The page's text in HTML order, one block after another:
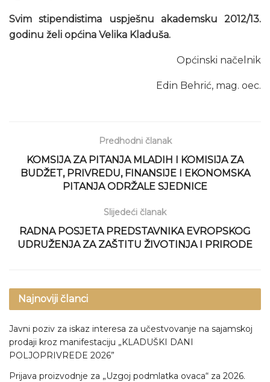
Svim stipendistima uspješnu akademsku 2012/13.
godinu želi općina Velika Kladuša.
Općinski načelnik
Edin Behrić, mag. oec.
Predhodni članak
KOMSIJA ZA PITANJA MLADIH I KOMISIJA ZA
BUDŽET, PRIVREDU, FINANSIJE I EKONOMSKA
PITANJA ODRŽALE SJEDNICE
Slijedeći članak
RADNA POSJETA PREDSTAVNIKA EVROPSKOG
UDRUŽENJA ZA ZAŠTITU ŽIVOTINJA I PRIRODE
Najnoviji članci
Javni poziv za iskaz interesa za učestvovanje na sajamskoj
prodaji kroz manifestaciju „KLADUŠKI DANI
POLJOPRIVREDE 2026”
Prijava proizvodnje za „Uzgoj podmlatka ovaca“ za 2026.